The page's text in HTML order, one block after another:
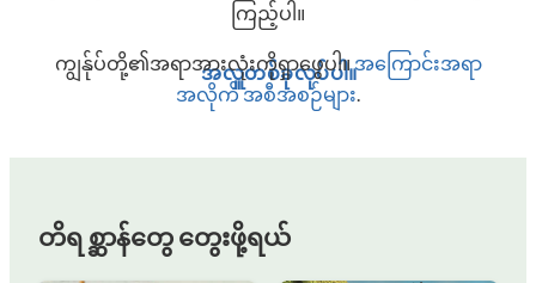
အလှူတစ်ခုလုပ်ပါ။
ကြည့်ပါ။
ကျွန်ုပ်တို့၏အရာအားလုံးကိုရှာဖွေပါ။အကြောင်းအရာ
အလိုက် အစီအစဉ်များ.
တိရစ္ဆာန်တွေ တွေးဖို့ရယ်